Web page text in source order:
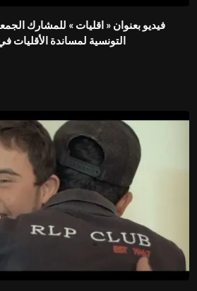
التونسية لمساندة الأقليات